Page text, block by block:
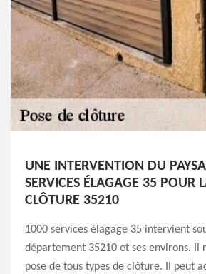
UNE INTERVENTION DU
SERVICES ÉLAGAGE 35 POUR
CLÔTURE 35210
1000 services élagage 35 intervient
département 35210 et ses environs. Il
pose de tous types de clôture. Il peut